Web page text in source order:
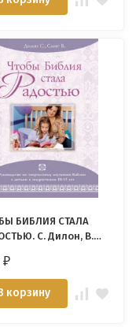
БИБЛИЯ СТАЛА
С. Дилон, В.
₽
корзину